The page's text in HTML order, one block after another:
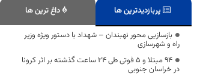
پربازدیدترین ها داغ ترین ها
بازسازیی محور نهبندان – شهداد با دستور ویژه وزیر
راه و شهرسازی
94 مبتلا و 5 فوتی طی 24 ساعت گذشته بر اثر کرونا
در خراسان جنوبی